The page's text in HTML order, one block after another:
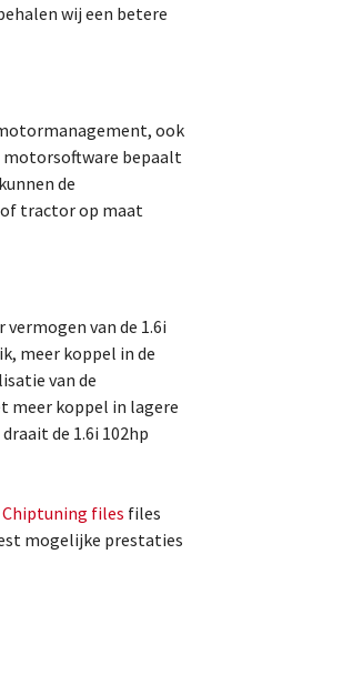
wij een betere
ook
motorsoftware bepaalt
de
tractor op maat
van de 1.6i
meer koppel in de
van de
meer koppel in lagere
de 1.6i 102hp
Chiptuning files files
mogelijke prestaties